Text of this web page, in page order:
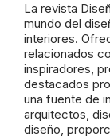
La revista
mundo del
interiores.
relacionados
inspiradores,
destacados
una fuente de
arquitectos,
diseño,